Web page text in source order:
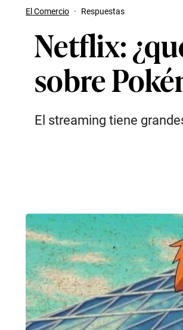
El Comercio · Respuestas
Netflix:
sobre
El streaming tiene